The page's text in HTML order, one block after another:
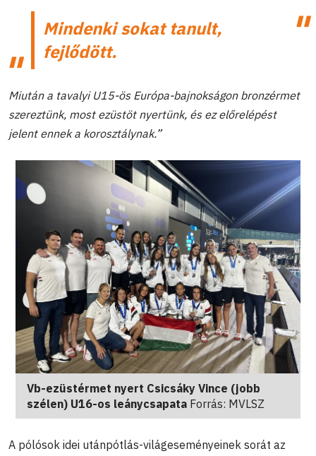
Mindenki sokat tanult,
fejlődött.
Miután a tavalyi U15-ös Európa-bajnokságon bronzérmet
szereztünk, most ezüstöt nyertünk, és ez előrelépést
jelent ennek a korosztálynak.”
Vb-ezüstérmet nyert Csicsáky Vince (jobb
szélen) U16-os leánycsapata Forrás: MVLSZ
A pólósok idei utánpótlás-világeseményeinek sorát az